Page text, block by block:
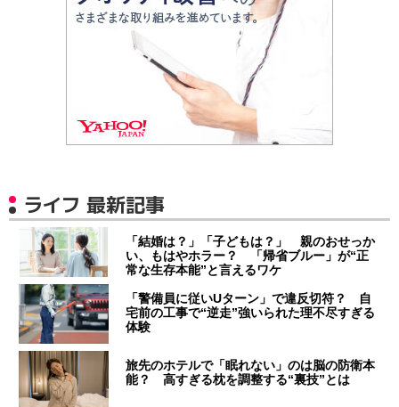
ライフ 最新記事
「結婚は？」「子どもは？」 親のおせっか
い、もはやホラー？ 「帰省ブルー」が“正
常な生存本能”と言えるワケ
「警備員に従いUターン」で違反切符？ 自
宅前の工事で“逆走”強いられた理不尽すぎる
体験
旅先のホテルで「眠れない」のは脳の防衛本
能？ 高すぎる枕を調整する“裏技”とは